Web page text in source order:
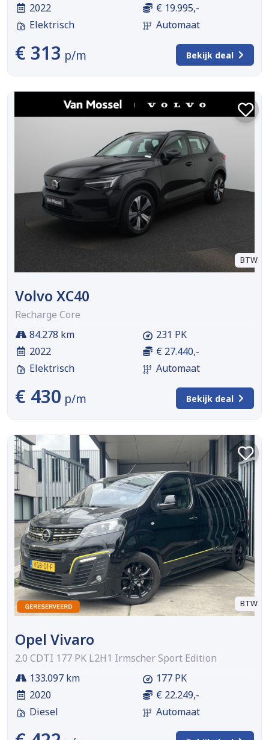
2022
Elektrisch
€ 19.995,-
Automaat
€ 313 p/m Bekijk deal
BTW
Volvo XC40
Recharge Core
84.278 km
2022
Elektrisch
231 PK
€ 27.440,-
Automaat
€ 430 p/m Bekijk deal
BTW
Opel Vivaro
2.0 CDTI 177 PK L2H1 Irmscher Sport Edition
133.097 km
2020
Diesel
177 PK
€ 22.249,-
Automaat